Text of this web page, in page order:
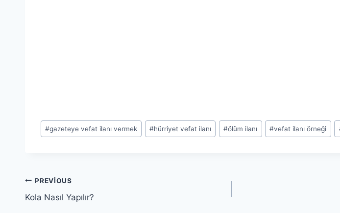
Post
Tags:
#gazeteye vefat ilanı vermek #hürriyet vefat ilanı #ölüm ilanı #vefat ilanı örneği
Yazı
gezinmesi
PREVIOUS
Kola Nasıl Yapılır?